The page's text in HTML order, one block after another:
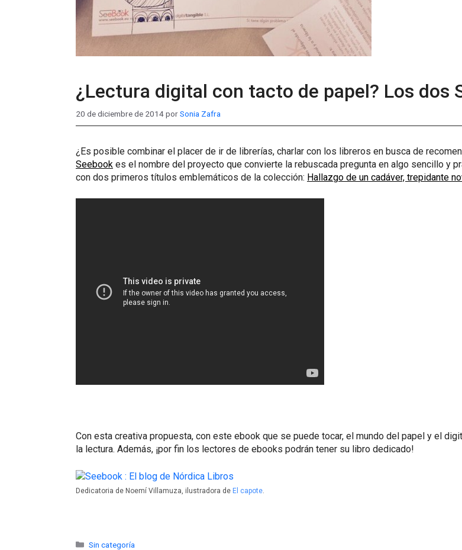
¿Lectura digital con tacto de papel? Los dos
20 de diciembre de 2014porSonia Zafra
¿Es posible combinar el placer de ir de librerías, charlar con los libreros en busca de
Seebook es el nombre del proyecto que convierte la rebuscada pregunta en algo sencillo y
con dos primeros títulos emblemáticos de la colección: Hallazgo de un cadáver, trepidante
Con esta creativa propuesta, con este ebook que se puede tocar, el mundo del papel y el
la lectura. Además, ¡por fin los lectores de ebooks podrán tener su libro dedicado!
Dedicatoria de Noemí Villamuza, ilustradora de El capote
Categorías
Sin categoría